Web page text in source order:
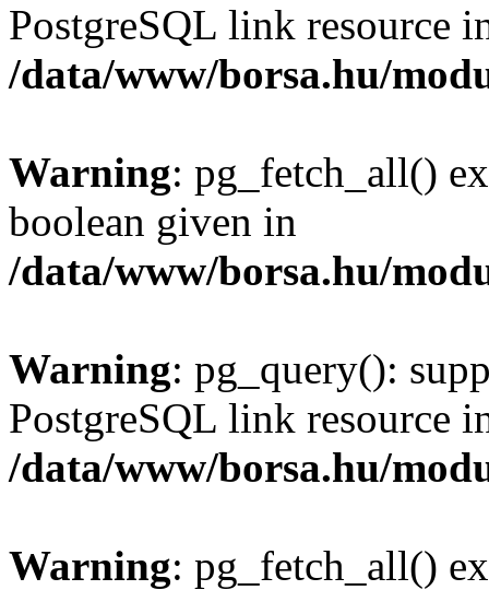
PostgreSQL link resource
/data/www/borsa.hu/
Warning: pg_fetch_all()
boolean given in
/data/www/borsa.hu/
Warning: pg_query():
PostgreSQL link resource
/data/www/borsa.hu/
Warning: pg_fetch_all()